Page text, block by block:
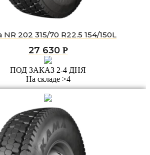
NR 202 315/70 R22.5 154/150L
27 630 Р
ПОД ЗАКАЗ 2-4 ДНЯ
На складе >4